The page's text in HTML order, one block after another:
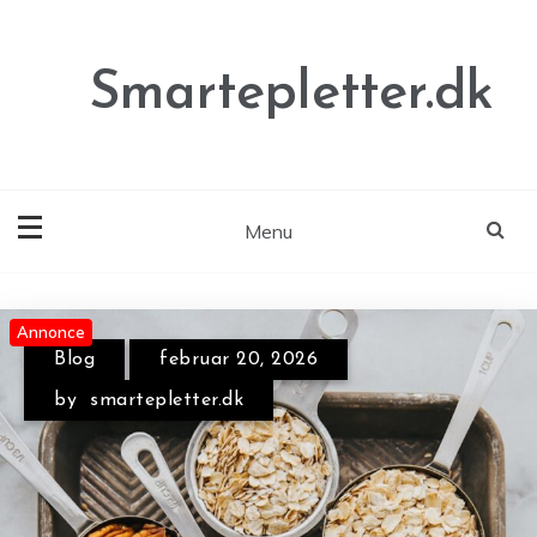
Smartepletter.dk
Menu
Annonce
Annonce
Blog februar 20, 2026
by smartepletter.dk
Annonce